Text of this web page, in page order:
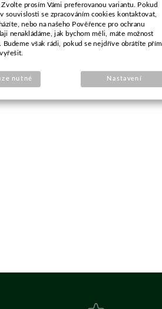
prosím Vámi preferovanou variantu. Pokud
souvislosti se zpracováním cookies kontaktovat,
nebo na našeho Pověřence pro ochranu
nenakládáme, jak bychom měli, máte možnost
Budeme však rádi, pokud se nejdříve obrátíte
nutné Nastavení